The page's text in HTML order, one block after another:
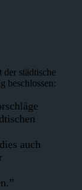
städtische
beschlossen:
auch